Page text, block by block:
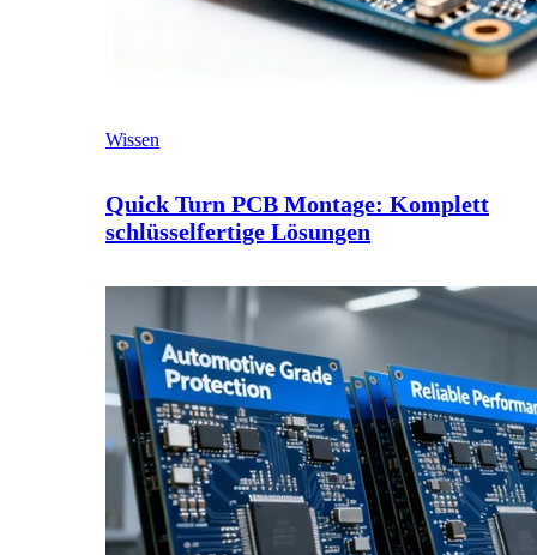
Wissen
Quick Turn PCB Montage: Komplett
schlüsselfertige Lösungen